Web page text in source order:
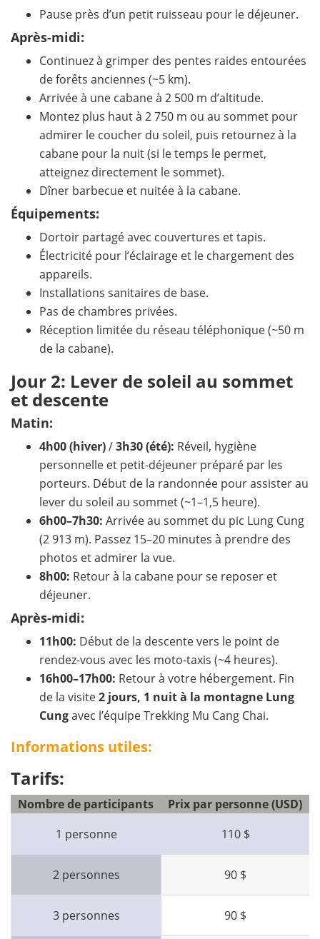
Pause près d’un petit ruisseau pour le déjeuner.
Après-midi:
Continuez à grimper des pentes raides entourées
de forêts anciennes (~5 km).
Arrivée à une cabane à 2 500 m d’altitude.
Montez plus haut à 2 750 m ou au sommet pour
admirer le coucher du soleil, puis retournez à la
cabane pour la nuit (si le temps le permet,
atteignez directement le sommet).
Dîner barbecue et nuitée à la cabane.
Équipements:
Dortoir partagé avec couvertures et tapis.
Électricité pour l’éclairage et le chargement des
appareils.
Installations sanitaires de base.
Pas de chambres privées.
Réception limitée du réseau téléphonique (~50 m
de la cabane).
Jour 2: Lever de soleil au sommet
et descente
Matin:
4h00 (hiver)/3h30 (été): Réveil, hygiène
personnelle et petit-déjeuner préparé par les
porteurs. Début de la randonnée pour assister au
lever du soleil au sommet (~1–1,5 heure).
6h00–7h30: Arrivée au sommet du pic Lung Cung
(2 913 m). Passez 15–20 minutes à prendre des
photos et admirer la vue.
8h00: Retour à la cabane pour se reposer et
déjeuner.
Après-midi:
11h00: Début de la descente vers le point de
rendez-vous avec les moto-taxis (~4 heures).
16h00–17h00: Retour à votre hébergement. Fin
de la visite2 jours, 1 nuit à la montagne Lung
Cungavec l’équipeTrekking Mu Cang Chai.
Informations utiles:
Tarifs:
Nombre de participants
Prix par personne (USD)
1 personne
110 $
2 personnes 90 $
3 personnes 90 $